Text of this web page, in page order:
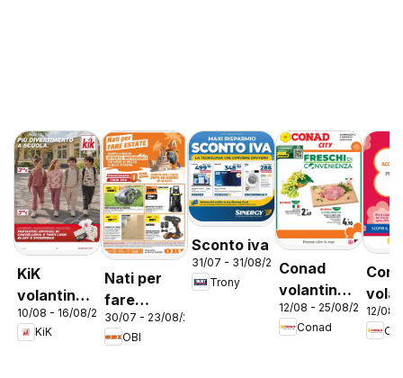
KiK
volantino
Più
divertimento
10/08 - 16/08/2026
KiK
Nati per
fare
estate
30/07 - 23/08/2026
OBI
Sconto iva
31/07 - 31/08/2026
Trony
Conad
volantino
City Lazio
12/08 - 25/08/2026
Conad
City
12/08